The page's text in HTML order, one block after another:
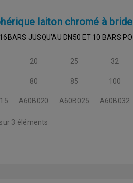
laiton chromé à
JUSQU’AU DN50 ET 10 BARS
20 25 32
80 85 100
A60B020 A60B025 A60B032
3 éléments